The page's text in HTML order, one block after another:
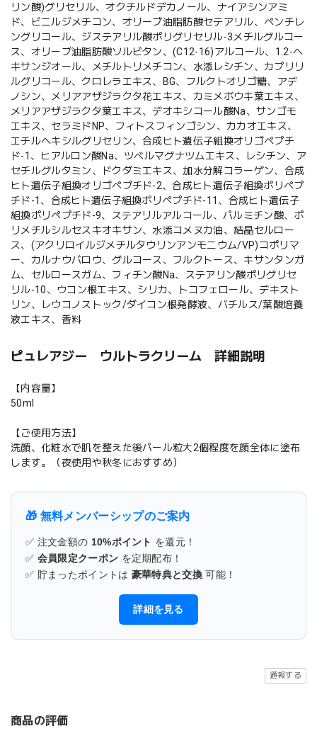
リン酸)グリセリル、オクチルドデカノール、ナイアシンアミ
ド、ビニルジメチコン、オリーブ油脂肪酸セテアリル、ペンチレ
ングリコール、ジステアリル酸ポリグリセリル-3メチルグルコー
ス、オリーブ油脂肪酸ソルビタン、(C12-16)アルコール、1.2-ヘ
キサンジオール、メチルトリメチコン、水添レシチン、カプリリ
ルグリコール、クロレラエキス、BG、フルクトオリゴ糖、アデ
ノシン、メリアアザジラクタ花エキス、カミメボウキ葉エキス、
メリアアザジラクタ葉エキス、デオキシコール酸Na、サンゴモ
エキス、セラミドNP、フィトスフィンゴシン、カカオエキス、
エチルヘキシルグリセリン、合成ヒト遺伝子組換オリゴペプチ
ド-1、ヒアルロン酸Na、ツベルマグナツムエキス、レシチン、ア
セチルグルタミン、ドクダミエキス、加水分解コラーゲン、合成
ヒト遺伝子組換オリゴペプチド-2、合成ヒト遺伝子組換ポリペプ
チド-1、合成ヒト遺伝子組換ポリペプチド-11、合成ヒト遺伝子
組換ポリペプチド-9、ステアリルアルコール、パルミチン酸、ポ
リメチルシルセスキオキサン、水添コメヌカ油、結晶セルロー
ス、(アクリロイルジメチルタウリンアンモニウム/VP)コポリマ
ー、カルナウバロウ、グルコース、フルクトース、キサンタンガ
ム、セルロースガム、フィチン酸Na、ステアリン酸ポリグリセ
リル-10、ウコン根エキス、シリカ、トコフェロール、デキスト
リン、レウコノストック/ダイコン根発酵液、バチルス/葉酸培養
液エキス、香料
ピュレアジー ウルトラクリーム 詳細説明
【内容量】
50ml
【ご使用方法】
洗顔、化粧水で肌を整えた後パール粒大2個程度を顔全体に塗布
します。（夜使用や秋冬におすすめ）
🎁 無料メンバーシップのご案内
✅ 注文金額の 10%ポイント を還元！
✅ 会員限定クーポン を定期配布！
✅ 貯まったポイントは 豪華特典と交換 可能！
詳細を見る
通報する
商品の評価